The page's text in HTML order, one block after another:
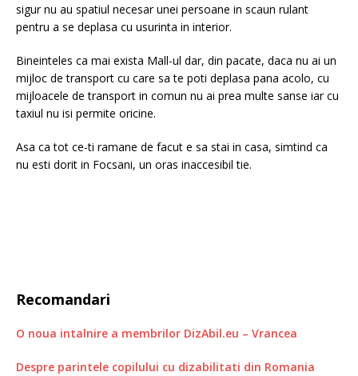
sigur nu au spatiul necesar unei persoane in scaun rulant
pentru a se deplasa cu usurinta in interior.
Bineinteles ca mai exista Mall-ul dar, din pacate, daca nu ai un
mijloc de transport cu care sa te poti deplasa pana acolo, cu
mijloacele de transport in comun nu ai prea multe sanse iar cu
taxiul nu isi permite oricine.
Asa ca tot ce-ti ramane de facut e sa stai in casa, simtind ca
nu esti dorit in Focsani, un oras inaccesibil tie.
Recomandari
O noua intalnire a membrilor DizAbil.eu – Vrancea
Despre parintele copilului cu dizabilitati din Romania